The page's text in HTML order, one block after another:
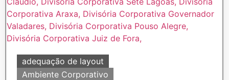
adequação de layout
Ambiente Corporativo